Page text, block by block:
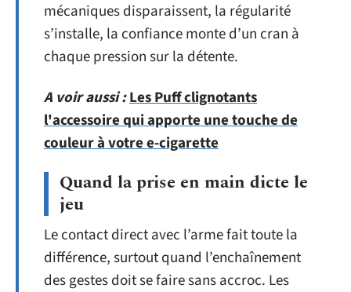
mécaniques disparaissent, la régularité
s’installe, la confiance monte d’un cran à
chaque pression sur la détente.
A voir aussi :Les Puff clignotants
l'accessoire qui apporte une touche de
couleur à votre e-cigarette
Quand la prise en main dicte le
jeu
Le contact direct avec l’arme fait toute la
différence, surtout quand l’enchaînement
des gestes doit se faire sans accroc. Les